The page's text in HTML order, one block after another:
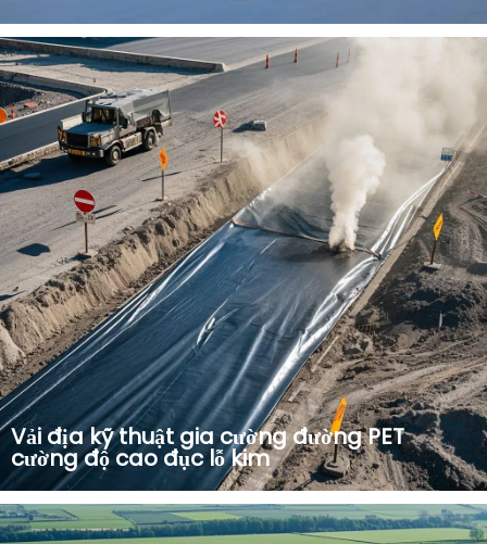
Vải địa kỹ thuật PET được sử dụng rộng rãi trong các dự án
bảo vệ nguồn nước như bờ sông, bảo vệ đập, tưới tiêu
chuyển hướng nước; dự án chống thấm và gia cố hồ chứa
nước.
Vải địa kỹ thuật gia cường đường PET
cường độ cao đục lỗ kim
Vải địa kỹ thuật gia cường đường PET cường độ cao đục lỗ
kim 100g-800g m2